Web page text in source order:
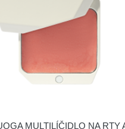
MULTILÍČIDLO NA RTY